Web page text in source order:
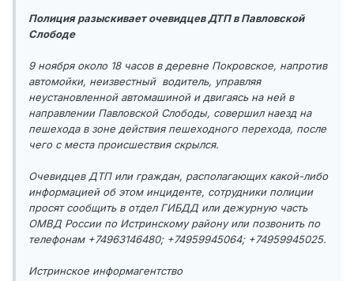
Полиция разыскивает очевидцев ДТП в Павловской
Слободе
9 ноября около 18 часов в деревне Покровское, напротив
автомойки, неизвестный водитель, управляя
неустановленной автомашиной и двигаясь на ней в
направлении Павловской Слободы, совершил наезд на
пешехода в зоне действия пешеходного перехода, после
чего с места происшествия скрылся.
Очевидцев ДТП или граждан, располагающих какой-либо
информацией об этом инциденте, сотрудники полиции
просят сообщить в отдел ГИБДД или дежурную часть
ОМВД России по Истринскому району или позвонить по
телефонам +74963146480; +74959945064; +74959945025.
Истринское информагентство